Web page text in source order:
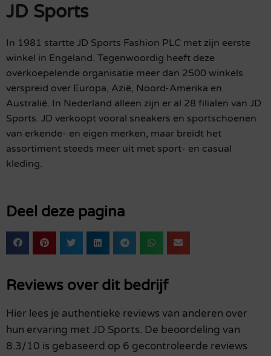
JD Sports
In 1981 startte JD Sports Fashion PLC met zijn eerste
winkel in Engeland. Tegenwoordig heeft deze
overkoepelende organisatie meer dan 2500 winkels
verspreid over Europa, Azië, Noord-Amerika en
Australië. In Nederland alleen zijn er al 28 filialen van JD
Sports. JD verkoopt vooral sneakers en sportschoenen
van erkende- en eigen merken, maar breidt het
assortiment steeds meer uit met sport- en casual
kleding.
Deel deze pagina
Reviews over dit bedrijf
Hier lees je authentieke reviews van anderen over
hun ervaring met JD Sports. De beoordeling van
8.3/10 is gebaseerd op 6 gecontroleerde reviews